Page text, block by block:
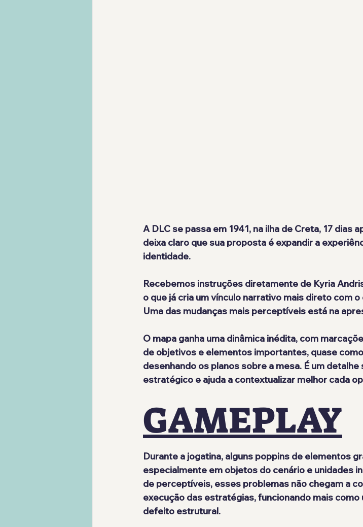
A DLC se passa em 1941, na ilha de Creta, 17 dias
deixa claro que sua proposta é expandir a
identidade.
Recebemos instruções diretamente de Kyria
o que já cria um vínculo narrativo mais direto com
Uma das mudanças mais perceptíveis está na
O mapa ganha uma dinâmica inédita, com
de objetivos e elementos importantes, quase
desenhando os planos sobre a mesa. É um
estratégico e ajuda a contextualizar melhor cada
GAMEPLAY
Durante a jogatina, alguns poppins de elementos
especialmente em objetos do cenário e unidades
de perceptíveis, esses problemas não chegam a
execução das estratégias, funcionando mais
defeito estrutural.